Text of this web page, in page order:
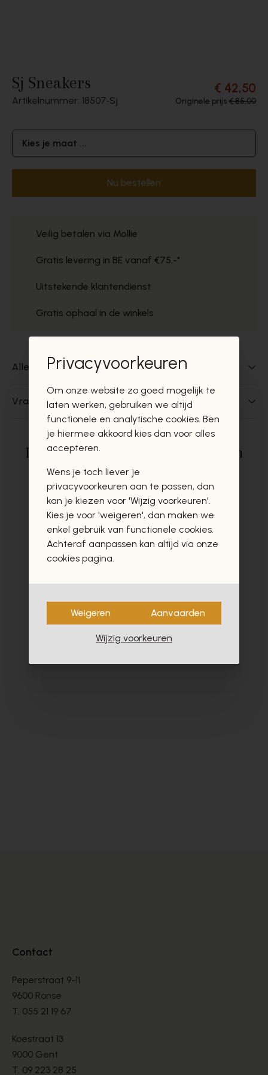
Sj Sneakers
Artikelnummer: 18507 Sj
€ 42,50
Originele prijs€ 85,00
Kies je maat ...
Nu bestellen
Veilig betalen via Mollie
Gratis levering in BE vanaf €75,-*
Uitstekende klantendienst
Gratis ophaal in de winkels
Alles over dit product
Vragen over dit product?
Deze producten zullen u zeker en
vast ook interesseren
- 40%
Contact
Peperstraat 9-11
9600 Ronse
T. 055 21 19 67
Koestraat 13
9000 Gent
T. 09 223 28 25
Privacyvoorkeuren
Om onze website zo goed mogelijk te
laten werken, gebruiken we altijd
functionele en analytische cookies. Ben
je hiermee akkoord kies dan voor alles
accepteren.
Wens je toch liever je
privacyvoorkeuren aan te passen, dan
kan je kiezen voor 'Wijzig voorkeuren'.
Kies je voor 'weigeren', dan maken we
enkel gebruik van functionele cookies.
Achteraf aanpassen kan altijd via onze
cookies pagina.
Weigeren Aanvaarden
Wijzig voorkeuren